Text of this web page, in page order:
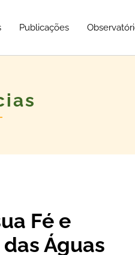
Publicações
Fé e
Águas